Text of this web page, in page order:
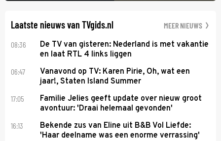
Laatste nieuws van TVgids.nl MEER NIEUWS
08:36
De TV van gisteren: Nederland is met vakantie
en laat RTL 4 links liggen
06:47
Vanavond op TV: Karen Pirie, Oh, wat een
jaar!, Staten Island Summer
17:05
Familie Jelies geeft update over nieuw groot
avontuur: 'Draai helemaal gevonden'
16:13
Bekende zus van Eline uit B&B Vol Liefde:
'Haar deelname was een enorme verrassing'